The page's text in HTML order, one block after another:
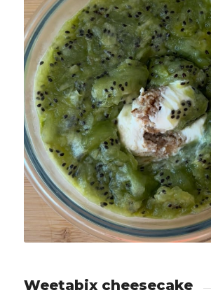
Weetabix cheesecake